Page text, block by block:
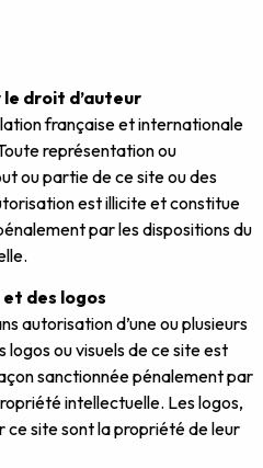
droit d’auteur
française et internationale
représentation ou
ou partie de ce site ou des
est illicite et constitue
par les dispositions du
des logos
autorisation d’une ou plusieurs
logos ou visuels de ce site est
sanctionnée pénalement par
intellectuelle. Les logos,
ce site sont la propriété de leur